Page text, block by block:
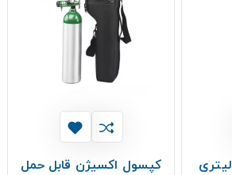
کپسول اکسیژن 5لیتری
کپسول اکسیژن قابل حمل